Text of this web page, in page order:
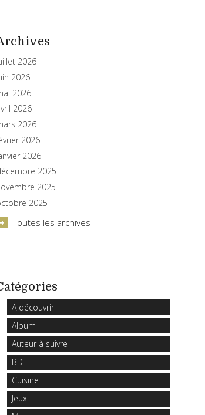
2026
2026
2026
2026
2026
2026
2026
2025
2025
2025
Toutes les archives
A découvrir
Album
Auteur à suivre
BD
Cuisine
Jeux